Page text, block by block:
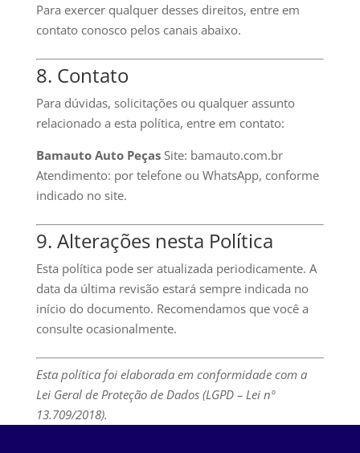
Para exercer qualquer desses direitos, entre em
contato conosco pelos canais abaixo.
8. Contato
Para dúvidas, solicitações ou qualquer assunto
relacionado a esta política, entre em contato:
Bamauto Auto PeçasSite: bamauto.com.br
Atendimento: por telefone ou WhatsApp, conforme
indicado no site.
9. Alterações nesta Política
Esta política pode ser atualizada periodicamente. A
data da última revisão estará sempre indicada no
início do documento. Recomendamos que você a
consulte ocasionalmente.
Esta política foi elaborada em conformidade com a
Lei Geral de Proteção de Dados (LGPD – Lei nº
13.709/2018).